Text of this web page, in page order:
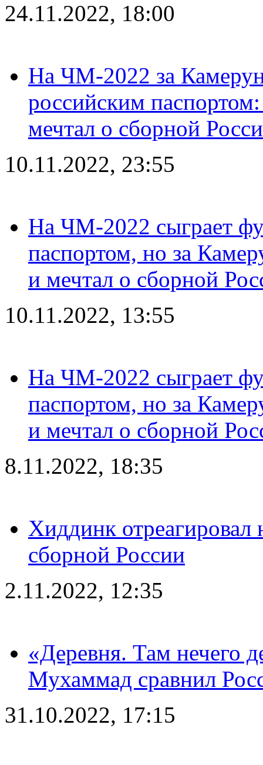
24.11.2022, 18:00
На ЧМ-2022 за
российским
мечтал о сборной
10.11.2022, 23:55
На ЧМ-2022 сыграет
паспортом, но за
и мечтал о сборной
10.11.2022, 13:55
На ЧМ-2022 сыграет
паспортом, но за
и мечтал о сборной
8.11.2022, 18:35
Хиддинк отреагировал
сборной России
2.11.2022, 12:35
«Деревня. Там нечего
Мухаммад сравнил
31.10.2022, 17:15